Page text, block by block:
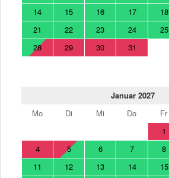
14
15 16 17 18
21
22 23 24 25
28
29 30 31
Januar 2027
Mo
Di Mi Do Fr
1
4
5 6 7 8
11
12 13 14 15